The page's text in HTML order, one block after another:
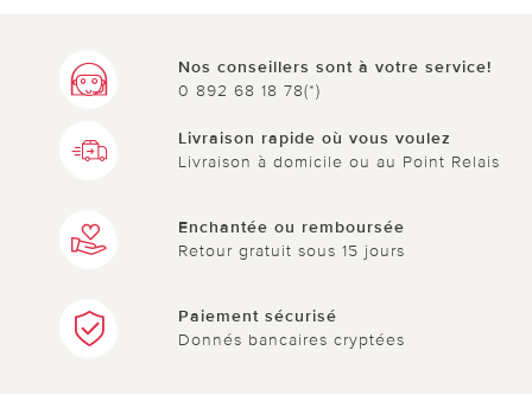
Nos conseillers sont à votre service!
0 892 68 18 78(*)
Livraison rapide où vous voulez
Livraison à domicile ou au Point Relais
Enchantée ou remboursée
Retour gratuit sous 15 jours
Paiement sécurisé
Donnés bancaires cryptées